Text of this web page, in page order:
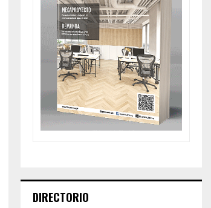
DIRECTORIO